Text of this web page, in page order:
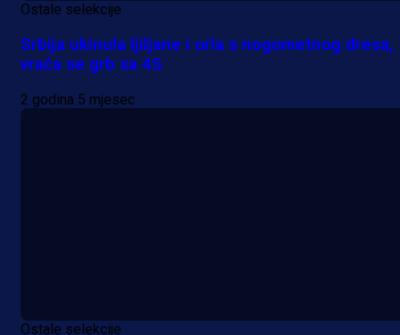
Ostale selekcije
Srbija ukinula ljiljane i orla s nogometnog dresa,
vraća se grb sa 4S
2 godina 5 mjesec
Ostale selekcije